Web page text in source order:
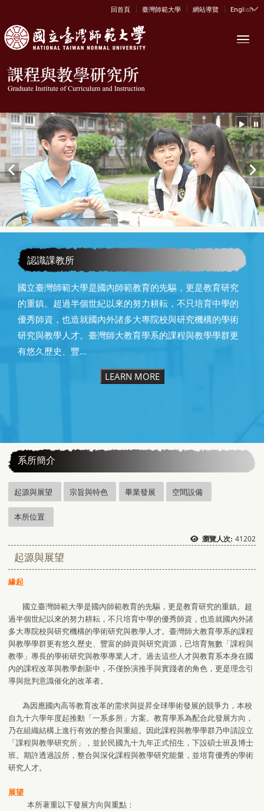
:::
回首頁 | 臺灣師範大學 | 網站導覽 | English
認識課教所
國立臺灣師範大學是國內師範教育的先驅，更是教育研究
的重鎮。超過半個世紀以來的努力耕耘，不只培育中學的
優秀師資，也造就國內外諸多大專院校與研究機構的學術
研究與教學人才。臺灣師大教育學系的課程與教學學群更
有悠久歷史、豐...
LEARN MORE
系所簡介
起源與展望 宗旨與特色 畢業發展 空間設備
本所位置
瀏覽人次: 41202
起源與展望
緣起
國立臺灣師範大學是國內師範教育的先驅，更是教育研究的重鎮。超
過半個世紀以來的努力耕耘，不只培育中學的優秀師資，也造就國內外諸
多大專院校與研究機構的學術研究與教學人才。臺灣師大教育學系的課程
與教學學群更有悠久歷史、豐富的師資與研究資源，已培育無數「課程與
教學」專長的學術研究與教學專業人才。過去這些人才與教育系本身在國
內的課程改革與教學創新中，不僅扮演推手與實踐者的角色，更是理念引
導與批判意識催化的改革者。
為因應國內高等教育改革的需求與提昇全球學術發展的競爭力，本校
自九十六學年度起推動「一系多所」方案。教育學系為配合此發展方向，
乃在組織結構上進行有效的整合與重組。因此課程與教學學群乃申請設立
「課程與教學研究所」，並於民國九十九年正式招生，下設碩士班及博士
班。期許透過設所，整合與深化課程與教學研究能量，並培育優秀的學術
研究人才。
展望
本所著重以下發展方向與重點：